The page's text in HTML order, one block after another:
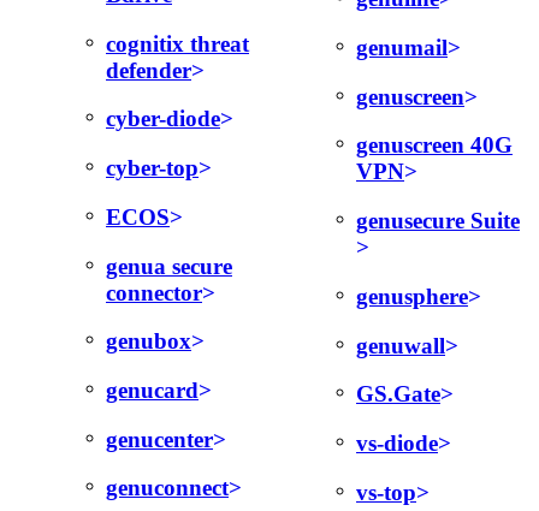
cognitix threat
defender
cyber-diode
cyber-top
ECOS
genua secure
connector
genubox
genucard
genucenter
genuconnect
genumail
genuscreen
genuscreen 40G
VPN
genusecure Suite
genusphere
genuwall
GS.Gate
vs-diode
vs-top